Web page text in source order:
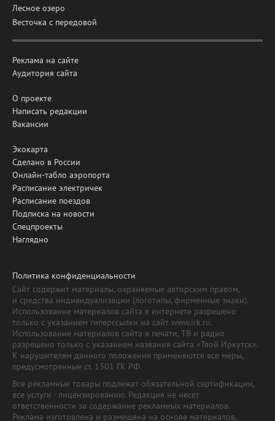
Лесное озеро
Весточка с передовой
Реклама на сайте
Аудитория сайта
О проекте
Написать редакции
Вакансии
Экокарта
Сделано в России
Онлайн-табло аэропорта
Расписание электричек
Расписание поездов
Подписка на новости
Спецпроекты
Наглядно
Политика конфиденциальности
Сайт содержит материалы, охраняемые авторским правом,
и средства индивидуализации (логотипы, фирменные знаки).
Использование материалов сайта в интернете разрешено
только с указанием гиперссылки на сайт www.irk.ru.
Использование материалов сайта в печати, ТВ и радио
разрешено только с указанием названия сайта «Твой Иркутск».
К нарушителям данного положения применяются все меры,
предусмотренные ст. 1301 ГК РФ.
Все рекламные товары подлежат обязательной сертификации,
все услуги - лицензированию. Редакция не несет
ответственности за содержание рекламных материалов.
Реклама изготовлена и размещена на основе материалов,